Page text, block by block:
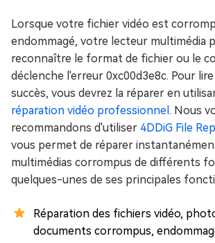
Lorsque votre fichier vidéo est
endommagé, votre lecteur multimédia
reconnaître le format de fichier ou le
déclenche l'erreur 0xc00d3e8c. Pour
succès, vous devrez la réparer en
réparation vidéo professionnel . Nous
recommandons d'utiliser 4DDiG File
vous permet de réparer
multimédias corrompus de différents
quelques-unes de ses principales
Réparation des fichiers vidéo,
documents corrompus,